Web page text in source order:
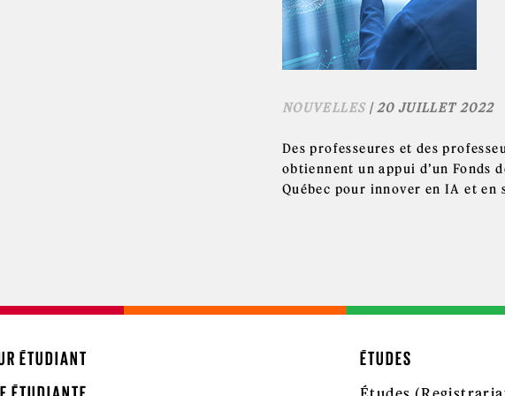
NOUVELLES| 20 JUILLET 2022
Des professeures et des
obtiennent un appui d’un Fonds
Québec pour innover en IA et en
ÉTUDIANT
ÉTUDES